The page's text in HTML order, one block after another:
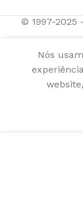
© 1997-2025
Nós